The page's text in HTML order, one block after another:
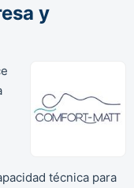
y
técnica para